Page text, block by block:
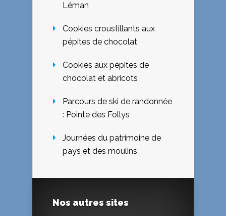
Léman
Cookies croustillants aux
pépites de chocolat
Cookies aux pépites de
chocolat et abricots
Parcours de ski de randonnée
: Pointe des Follys
Journées du patrimoine de
pays et des moulins
Nos autres sites